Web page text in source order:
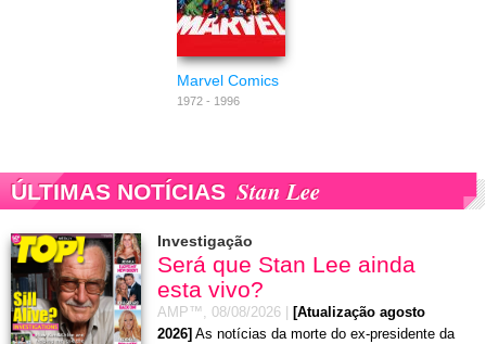
Marvel Comics
1972 - 1996
ÚLTIMAS NOTÍCIAS Stan Lee
Investigação
Será que Stan Lee ainda
esta vivo?
AMP™, 08/08/2026
[Atualização agosto
2026] As notícias da morte do ex-presidente da